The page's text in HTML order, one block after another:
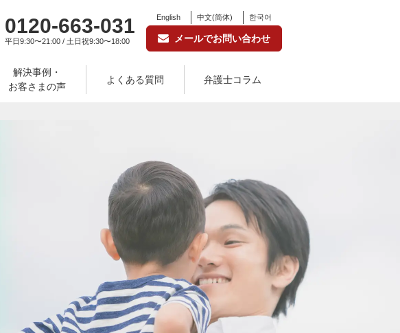
0120-663-031
平日9:30〜21:00 / 土日祝9:30〜18:00
English 中文(简体) 한국어
メールでお問い合わせ
解決事例・
お客さまの声
よくある質問 弁護士コラム